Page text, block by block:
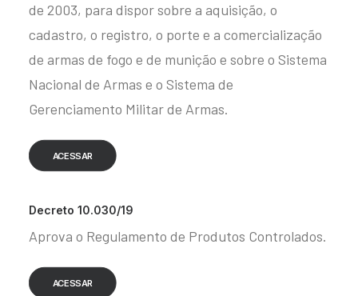
de 2003, para dispor sobre a aquisição, o
cadastro, o registro, o porte e a comercialização
de armas de fogo e de munição e sobre o Sistema
Nacional de Armas e o Sistema de
Gerenciamento Militar de Armas.
ACESSAR
Decreto 10.030/19
Aprova o Regulamento de Produtos Controlados.
ACESSAR